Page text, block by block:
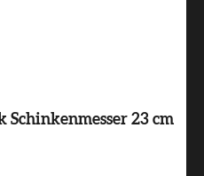
Schinkenmesser 23 cm